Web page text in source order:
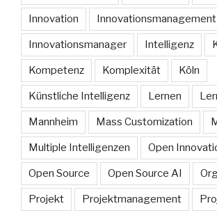
Innovation Innovationsmanagement
Innovationsmanager Intelligenz
Kompetenz Komplexität Köln
Künstliche Intelligenz Lernen
Mannheim Mass Customization
Multiple Intelligenzen Open
Open Source Open Source AI
Projekt Projektmanagement